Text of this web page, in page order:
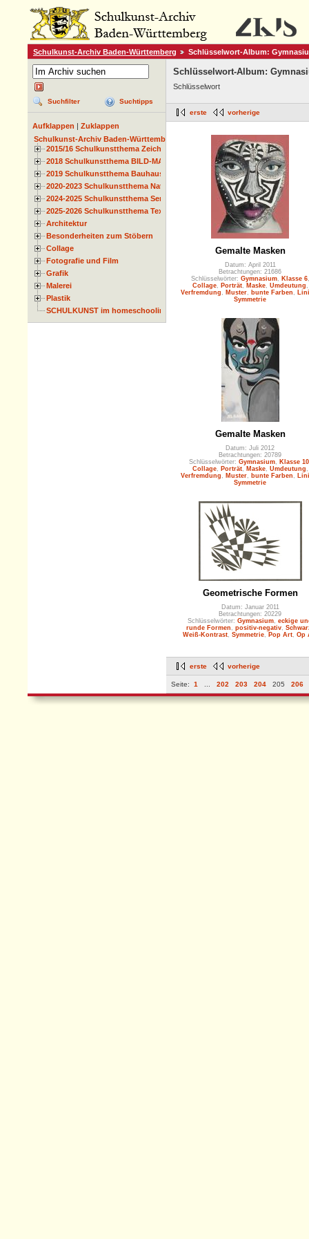
Schulkunst-Archiv Baden-Württemberg Schlüsselwort-Album:
Suchfilter Suchtipps
Aufklappen
Zuklappen
Schulkunst-Archiv Baden-Württemberg
2015/16 Schulkunstthema Zeichnen
2018 Schulkunstthema BILD-MATERIAL-OBJEKT
2019 Schulkunstthema Bauhaus
2020-2023 Schulkunstthema Natur und Zeit
2024-2025 Schulkunstthema Serie
2025-2026 Schulkunstthema Textil
Architektur
Besonderheiten zum Stöbern
Collage
Fotografie und Film
Grafik
Malerei
Plastik
SCHULKUNST im homeschooling
Schlüsselwort-Album:
Schlüsselwort
erste vorherige
Gemalte Masken
Datum: April 2011
Betrachtungen: 21686
Schlüsselwörter: Gymnasium, Klasse 6,
Collage, Porträt, Maske, Umdeutung
Verfremdung
Muster bunte Farben
Symmetrie
Gemalte Masken
Datum: Juli 2012
Betrachtungen: 20789
Schlüsselwörter: Gymnasium
Klasse 10
Collage, Porträt, Maske, Umdeutung
Verfremdung
Muster bunte Farben
Symmetrie
Geometrische Formen
Datum: Januar 2011
Betrachtungen: 20229
Schlüsselwörter: Gymnasium eckige
runde Formen
positiv-negativ
Weiß-Kontrast Symmetrie Pop Art Op
erste vorherige
Seite: 1 202 203 204 205 206